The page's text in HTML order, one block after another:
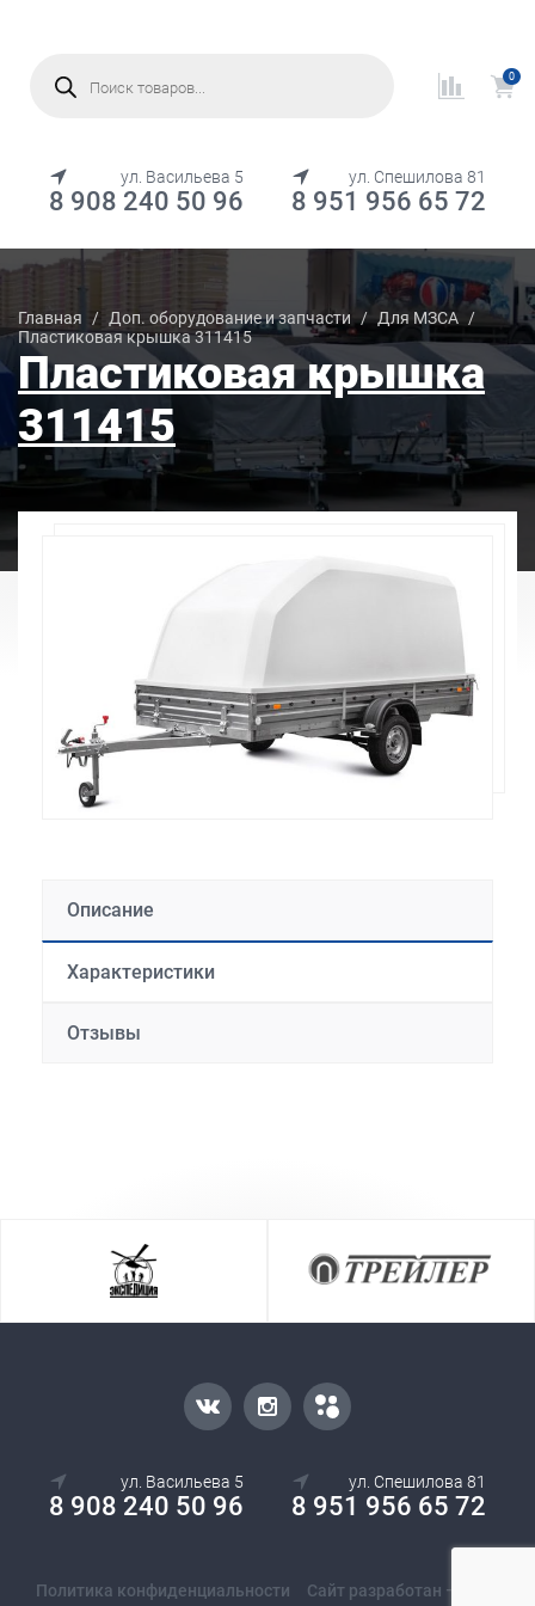
ул. Васильева 5
8 908 240 50 96
ул. Спешилова 81
8 951 956 65 72
0
Главная / Доп. оборудование и запчасти / Для МЗСА /
Пластиковая крышка 311415
Пластиковая крышка
311415
Описание
Характеристики
Отзывы
ул. Васильева 5
8 908 240 50 96
ул. Спешилова 81
8 951 956 65 72
Политика конфиденциальности Сайт разработан — Ostif